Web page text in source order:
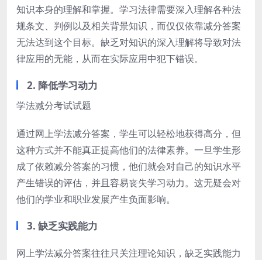
知识本身的理解和掌握。学习法律需要深入理解各种法
规条文、判例以及相关背景知识，而仅仅依靠减分答案
无法达到这个目标。缺乏对知识的深入理解将导致对法
律应用的无能，从而在实际应用中犯下错误。
2. 降低学习动力
学法减分考试试题
通过网上学法减分答案，学生可以轻松地获得高分，但
这种方式并不能真正提高他们的法律素养。一旦学生形
成了依赖减分答案的习惯，他们就会对自己的知识水平
产生错误的评估，并且容易丧失学习动力。这无疑会对
他们的学业和职业发展产生负面影响。
3. 缺乏实践能力
网上学法减分答案往往只关注理论知识，缺乏实践能力